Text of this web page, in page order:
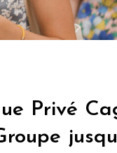
Privé